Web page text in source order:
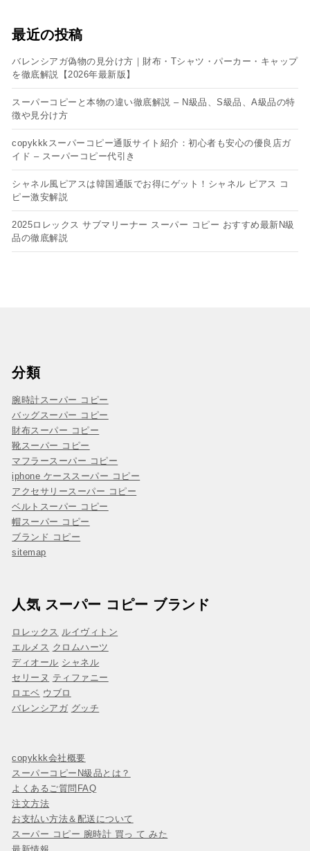
最近の投稿
バレンシアガ偽物の見分け方｜財布・Tシャツ・パーカー・キャップ
を徹底解説【2026年最新版】
スーパーコピーと本物の違い徹底解説 – N級品、S級品、A級品の特
徴や見分け方
copykkkスーパーコピー通販サイト紹介：初心者も安心の優良店ガ
イド – スーパーコピー代引き
シャネル風ピアスは韓国通販でお得にゲット！シャネル ピアス コ
ピー​激安解説
2025ロレックス サブマリーナー スーパー コピー おすすめ最新N級
品の徹底解説
分類
腕時計スーパー コピー
バッグスーパー コピー
財布スーパー コピー
靴スーパー コピー
マフラースーパー コピー
iphone ケーススーパー コピー
アクセサリースーパー コピー
ベルトスーパー コピー
帽スーパー コピー
ブランド コピー
sitemap
人気 スーパー コピー ブランド
ロレックス ルイヴィトン
エルメス クロムハーツ
ディオール シャネル
セリーヌ ティファニー
ロエベ ウブロ
バレンシアガ グッチ
copykkk会社概要
スーパーコピーN級品とは？
よくあるご質問FAQ
注文方法
お支払い方法＆配送について
スーパー コピー 腕時計 買っ て みた